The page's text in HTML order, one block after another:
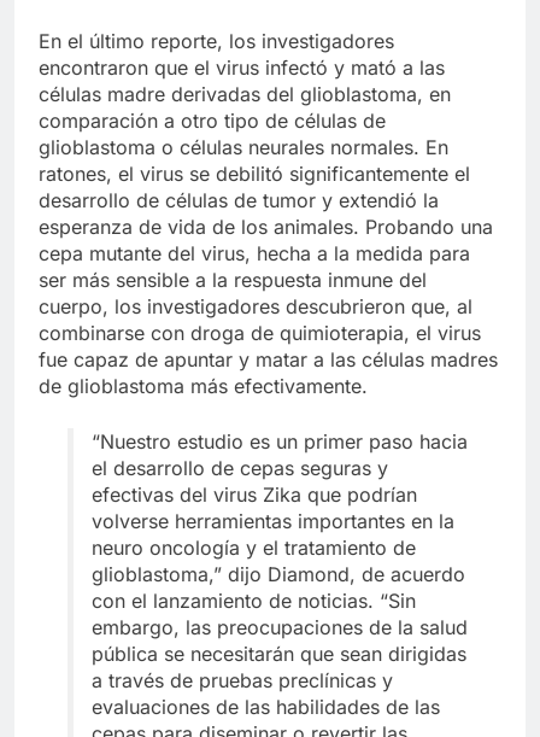
En el último reporte, los investigadores
encontraron que el virus infectó y mató a las
células madre derivadas del glioblastoma, en
comparación a otro tipo de células de
glioblastoma o células neurales normales. En
ratones, el virus se debilitó significantemente el
desarrollo de células de tumor y extendió la
esperanza de vida de los animales. Probando una
cepa mutante del virus, hecha a la medida para
ser más sensible a la respuesta inmune del
cuerpo, los investigadores descubrieron que, al
combinarse con droga de quimioterapia, el virus
fue capaz de apuntar y matar a las células madres
de glioblastoma más efectivamente.
“Nuestro estudio es un primer paso hacia
el desarrollo de cepas seguras y
efectivas del virus Zika que podrían
volverse herramientas importantes en la
neuro oncología y el tratamiento de
glioblastoma,” dijo Diamond, de acuerdo
con el lanzamiento de noticias. “Sin
embargo, las preocupaciones de la salud
pública se necesitarán que sean dirigidas
a través de pruebas preclínicas y
evaluaciones de las habilidades de las